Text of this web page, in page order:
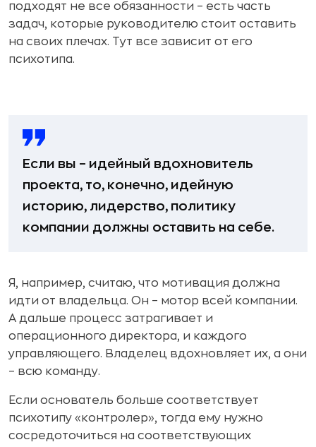
подходят не все обязанности – есть часть
задач, которые руководителю стоит оставить
на своих плечах. Тут все зависит от его
психотипа.
Если вы – идейный вдохновитель
проекта, то, конечно, идейную
историю, лидерство, политику
компании должны оставить на себе.
Я, например, считаю, что мотивация должна
идти от владельца. Он – мотор всей компании.
А дальше процесс затрагивает и
операционного директора, и каждого
управляющего. Владелец вдохновляет их, а они
– всю команду.
Если основатель больше соответствует
психотипу «контролер», тогда ему нужно
сосредоточиться на соответствующих